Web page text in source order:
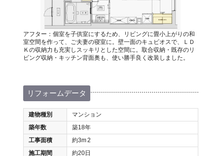
アフター：個室を子供室にするため、リビングに畳小上がりの和
室空間を作って、ご夫妻の寝室に。壁一面のキュビオスで、ＬＤ
Ｋの収納力も充実しスッキリとした空間に。取合収納・既存のリ
ビング収納・キッチン背面奥も、使い勝手良く改装しました。
リフォームデータ
建物種別
マンション
築年数
築18年
工事面積
約3m2
施工期間
約20日